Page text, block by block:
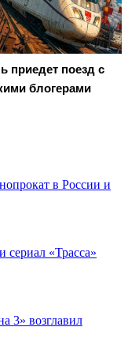
приедет поезд с
блогерами
в России и
сериал «Трасса»
3» возглавил